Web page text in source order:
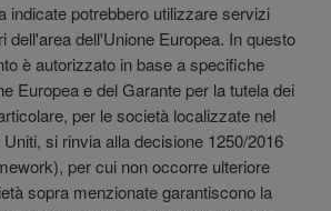
indicate potrebbero utilizzare servizi
dell'area dell'Unione Europea. In questo
è autorizzato in base a specifiche
Europea e del Garante per la tutela dei
per le società localizzate nel
si rinvia alla decisione 1250/2016
per cui non occorre ulteriore
sopra menzionate garantiscono la